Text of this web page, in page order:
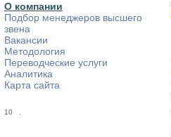
О компании
Подбор менеджеров высшего
звена
Вакансии
Методология
Переводческие услуги
Аналитика
Карта сайта
10